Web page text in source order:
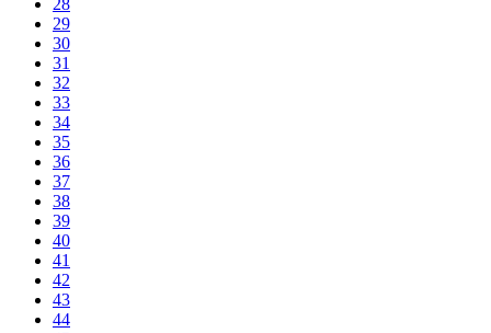
29
30
31
32
33
34
35
36
37
38
39
40
41
42
43
44